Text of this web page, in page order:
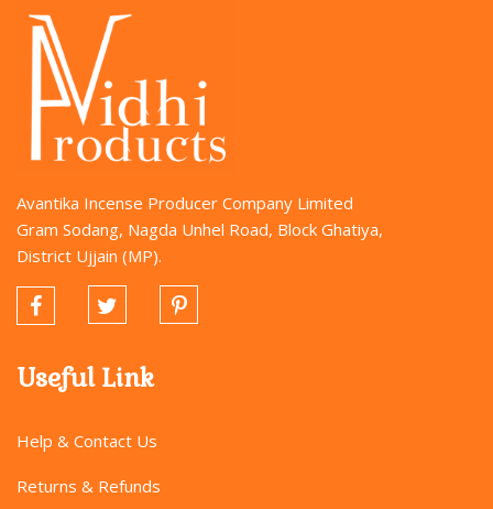
Avantika Incense Producer Company Limited
Gram Sodang, Nagda Unhel Road, Block Ghatiya,
District Ujjain (MP).
Useful Link
Help & Contact Us
Returns & Refunds